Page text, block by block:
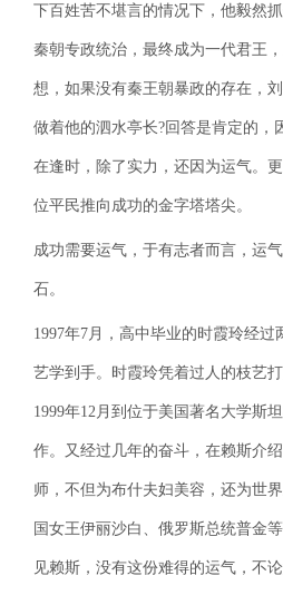
下百姓苦不堪言的情况下，他毅然
秦朝专政统治，最终成为一代君王
想，如果没有秦王朝暴政的存在，
做着他的泗水亭长?回答是肯定的，
在逢时，除了实力，还因为运气。
位平民推向成功的金字塔塔尖。
成功需要运气，于有志者而言，运
石。
1997年7月，高中毕业的时霞玲经
艺学到手。时霞玲凭着过人的枝艺
1999年12月到位于美国著名大学斯
作。又经过几年的奋斗，在赖斯介
师，不但为布什夫妇美容，还为世
国女王伊丽沙白、俄罗斯总统普金
见赖斯，没有这份难得的运气，不